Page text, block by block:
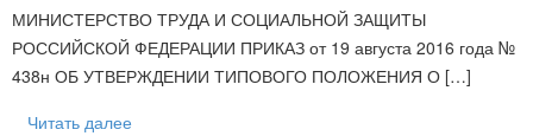
МИНИСТЕРСТВО ТРУДА И СОЦИАЛЬНОЙ ЗАЩИТЫ
РОССИЙСКОЙ ФЕДЕРАЦИИ ПРИКАЗ от 19 августа 2016 года №
438н ОБ УТВЕРЖДЕНИИ ТИПОВОГО ПОЛОЖЕНИЯ О […]
Читать далее